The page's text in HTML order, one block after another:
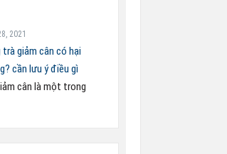
2021
trà giảm cân có hại
cần lưu ý điều gì
cân là một trong